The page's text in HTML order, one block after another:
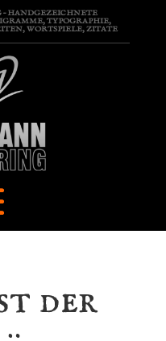
HANDGEZEICHNETE
TYPOGRAPHIE,
WORTSPIELE, ZITATE
der